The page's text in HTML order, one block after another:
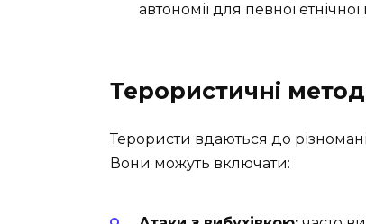
автономії для певної
Терористичні
Терористи вдаються до
Вони можуть включати: